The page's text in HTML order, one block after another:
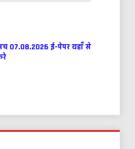
07.08.2026 ई-पेपर यहाँ से